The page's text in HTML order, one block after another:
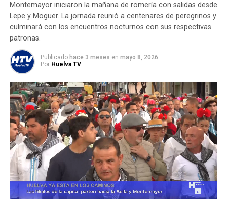
Montemayor iniciaron la mañana de romería con salidas desde
Lepe y Moguer. La jornada reunió a centenares de peregrinos y
culminará con los encuentros nocturnos con sus respectivas
patronas.
Publicado hace 3 meses en mayo 8, 2026
Por Huelva TV